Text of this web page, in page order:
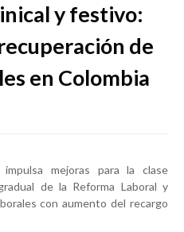
y festivo:
de
en Colombia
mejoras para la clase
de la Reforma Laboral y
con aumento del recargo